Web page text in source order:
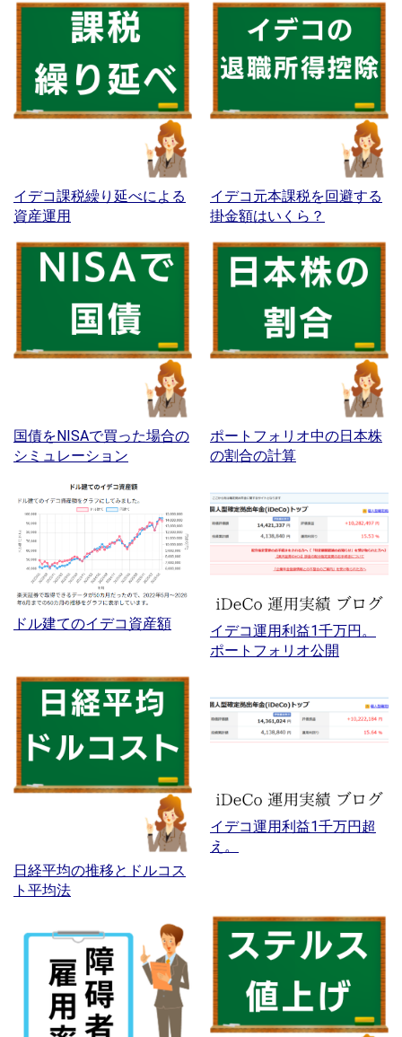
イデコ課税繰り延べによる
資産運用
イデコ元本課税を回避する
掛金額はいくら？
国債をNISAで買った場合の
シミュレーション
ポートフォリオ中の日本株
の割合の計算
ドル建てのイデコ資産額
イデコ運用利益1千万円。
ポートフォリオ公開
日経平均の推移とドルコス
ト平均法
イデコ運用利益1千万円超
え。